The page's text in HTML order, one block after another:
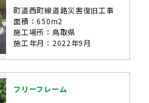
町道西町線道路災害復旧工事
面積：650m2
施工場所：鳥取県
施工年月：2022年9月
フリーフレーム